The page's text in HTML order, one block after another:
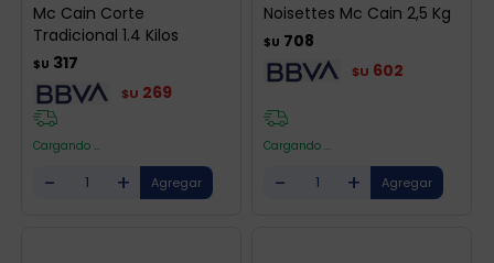
Mc Cain Corte
Tradicional 1.4 Kilos
$U 317
$U 269
Cargando ...
- +
Noisettes Mc Cain 2,5 Kg
$U 708
$U 602
Cargando ...
- +